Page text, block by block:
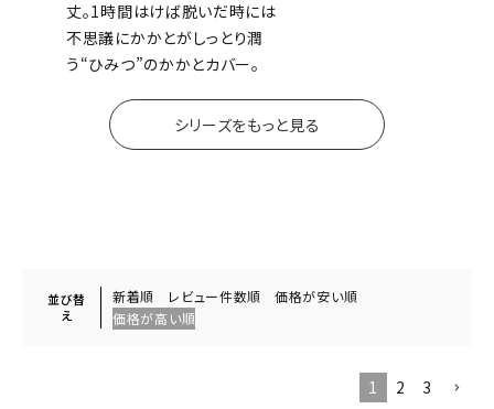
丈。1時間はけば脱いだ時には
不思議にかかとがしっとり潤
う“ひみつ”のかかとカバー。
シリーズをもっと見る
並び替
え
新着順 レビュー件数順
価格が安い順
価格が高い順
1 2 3